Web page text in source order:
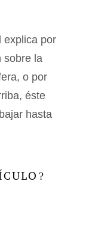
explica por
sobre la
o por
éste
hasta
?